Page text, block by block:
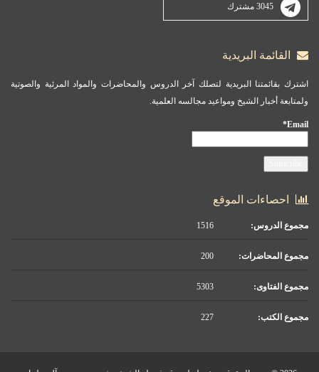
3045 مشترك
القائمة البريدية
اشترك بقائمتنا البريدية لتصلك آخر الدروس والمحاضرات والمواد المرئية والصوتية
ولمتابعة أخبار الشيخ ومواعيد مجالسه العلمية.
Email*
احصاءات الموقع
مجموع الدروس:
مجموع المحاضرات:
مجموع الفتاوى:
مجموع الكتب: